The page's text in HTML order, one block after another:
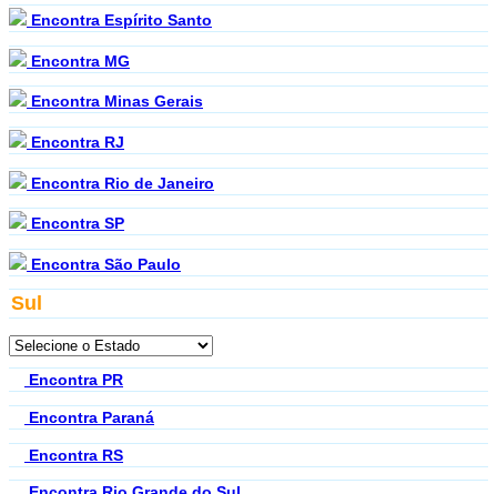
Encontra Espírito Santo
Encontra MG
Encontra Minas Gerais
Encontra RJ
Encontra Rio de Janeiro
Encontra SP
Encontra São Paulo
Sul
Encontra PR
Encontra Paraná
Encontra RS